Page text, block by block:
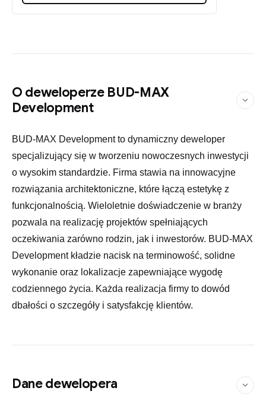
O deweloperze BUD-MAX
Development
BUD-MAX Development to dynamiczny deweloper
specjalizujący się w tworzeniu nowoczesnych inwestycji
o wysokim standardzie. Firma stawia na innowacyjne
rozwiązania architektoniczne, które łączą estetykę z
funkcjonalnością. Wieloletnie doświadczenie w branży
pozwala na realizację projektów spełniających
oczekiwania zarówno rodzin, jak i inwestorów. BUD-MAX
Development kładzie nacisk na terminowość, solidne
wykonanie oraz lokalizacje zapewniające wygodę
codziennego życia. Każda realizacja firmy to dowód
dbałości o szczegóły i satysfakcję klientów.
Dane dewelopera